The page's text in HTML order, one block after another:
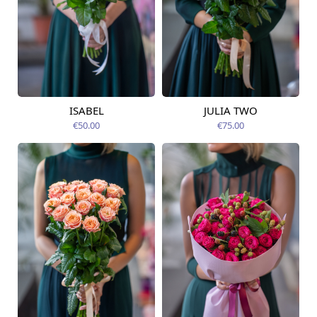
Pieejama no
ISABEL
€50.00
Pieejams šodien
JULIA TWO
€75.00